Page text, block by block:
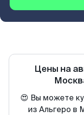
Цены на
😍 Вы можете
из Альгеро в